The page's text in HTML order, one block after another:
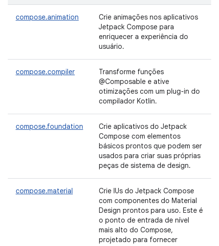
compose.animation
Crie animações nos aplicativos
Jetpack Compose para
enriquecer a experiência do
usuário.
compose.compiler
Transforme funções
@Composable e ative
otimizações com um plug-in do
compilador Kotlin.
compose.foundation
Crie aplicativos do Jetpack
Compose com elementos
básicos prontos que podem ser
usados para criar suas próprias
peças de sistema de design.
compose.material
Crie IUs do Jetpack Compose
com componentes do Material
Design prontos para uso. Este é
o ponto de entrada de nível
mais alto do Compose,
projetado para fornecer